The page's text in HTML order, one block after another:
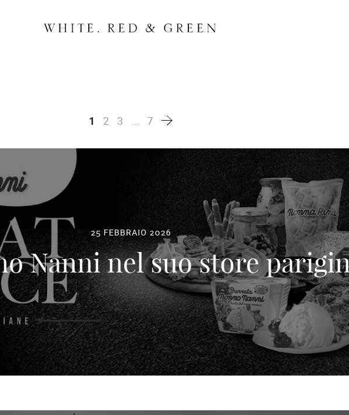
1 2 3 7
25 FEBBRAIO 2026
Nanni nel suo store